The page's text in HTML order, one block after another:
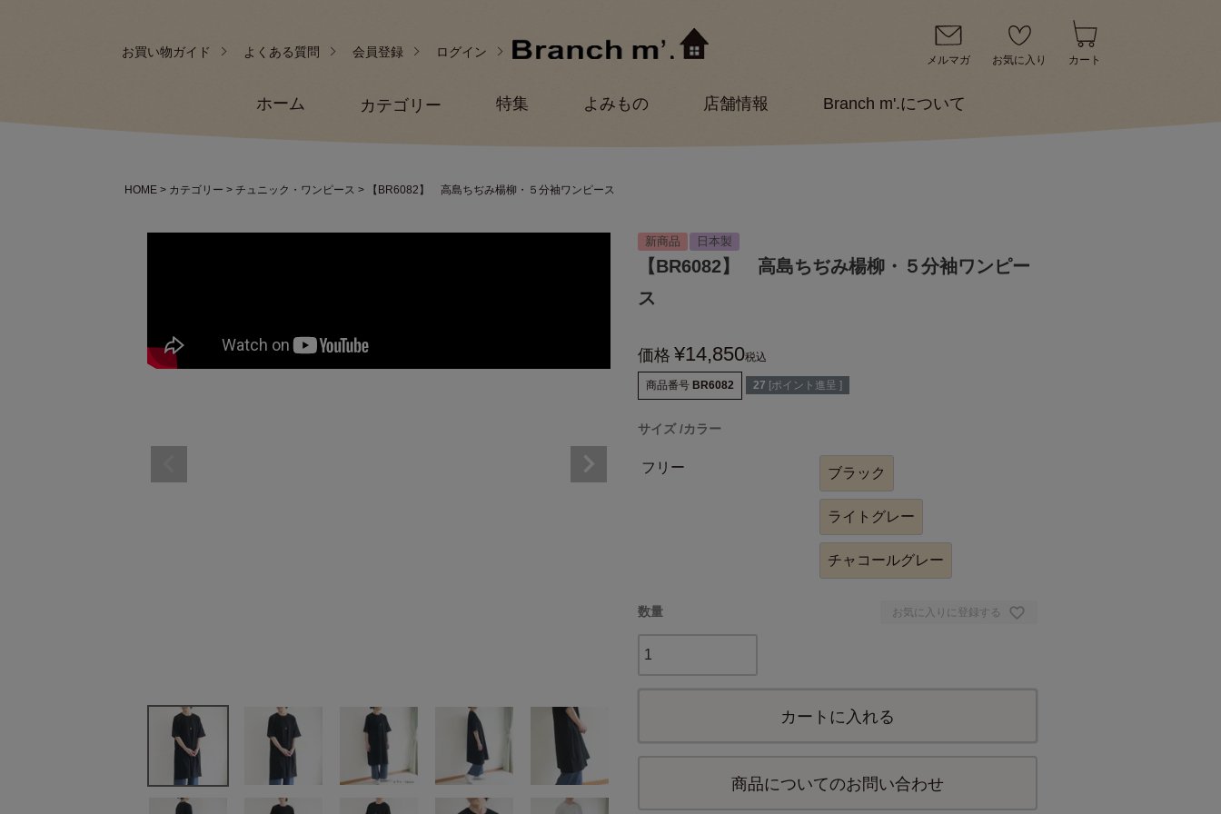
メルマガ お気に入り カート
お買い物ガイド よくある質問 会員登録 ログイン
ホーム カテゴリー 特集 よみもの 店舗情報 Branch m'.について
HOME カテゴリー チュニック・ワンピース 【BR6082】 高島ちぢみ楊柳・５分袖ワンピース
新商品 日本製
【BR6082】 高島ちぢみ楊柳・５分袖ワンピー
ス
価格 ¥14,850税込
商品番号 BR6082 27 [ポイント進呈 ]
サイズ カラー
フリー ブラック
ライトグレー
チャコールグレー
お気に入りに登録する
カートに入れる
商品についてのお問い合わせ